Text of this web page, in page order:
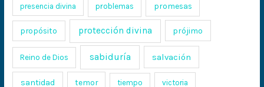
presencia divina problemas promesas
propósito protección divina prójimo
Reino de Dios sabiduría salvación
santidad temor tiempo victoria